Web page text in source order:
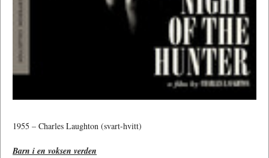
1955 – Charles Laughton (svart-hvitt)
Barn i en voksen verden